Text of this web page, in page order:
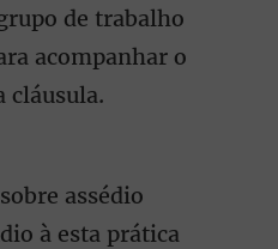
de trabalho
acompanhar o
cláusula.
assédio
à esta prática